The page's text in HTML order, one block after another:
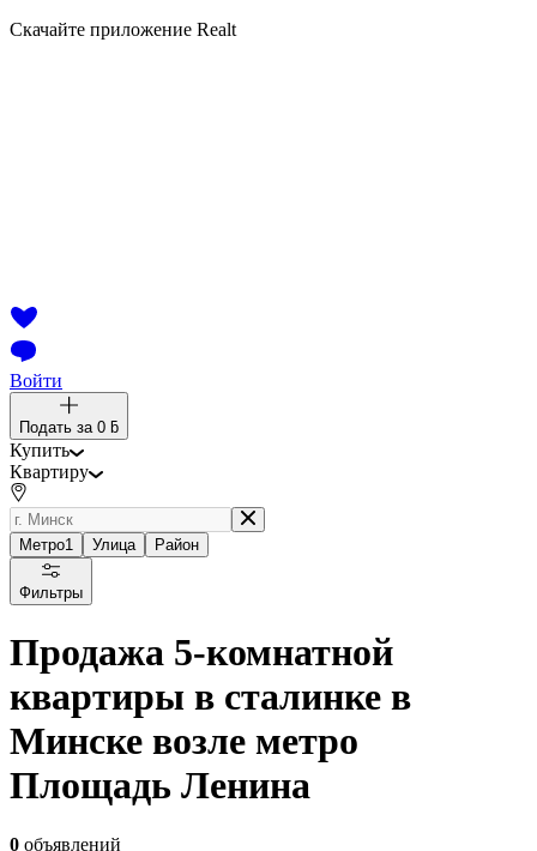
Скачайте приложение Realt
Войти
Подать за 0 ƃ
Купить
Квартиру
Метро1 Улица Район
Фильтры
Продажа 5-комнатной
квартиры в сталинке в
Минске возле метро
Площадь Ленина
0 объявлений